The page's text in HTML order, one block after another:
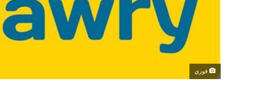
فوري